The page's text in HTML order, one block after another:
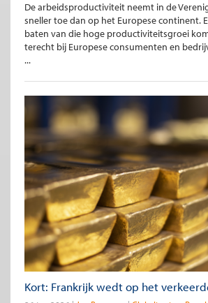
De arbeidsproductiviteit neemt in de
sneller toe dan op het Europese continent.
baten van die hoge productiviteitsgroei
terecht bij Europese consumenten en
...
Kort: Frankrijk wedt op het